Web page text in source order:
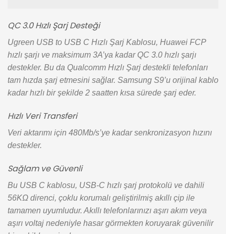
QC 3.0 Hızlı Şarj Desteği
Ugreen USB to USB C Hızlı Şarj Kablosu, Huawei FCP
hızlı şarjı ve maksimum 3A’ya kadar QC 3.0 hızlı şarjı
destekler. Bu da Qualcomm Hızlı Şarj destekli telefonları
tam hızda şarj etmesini sağlar. Samsung S9’u orijinal kablo
kadar hızlı bir şekilde 2 saatten kısa sürede şarj eder.
Hızlı Veri Transferi
Veri aktarımı için 480Mb/s’ye kadar senkronizasyon hızını
destekler.
Sağlam ve Güvenli
Bu USB C kablosu, USB-C hızlı şarj protokolü ve dahili
56KΩ direnci, çoklu korumalı geliştirilmiş akıllı çip ile
tamamen uyumludur. Akıllı telefonlarınızı aşırı akım veya
aşırı voltaj nedeniyle hasar görmekten koruyarak güvenilir